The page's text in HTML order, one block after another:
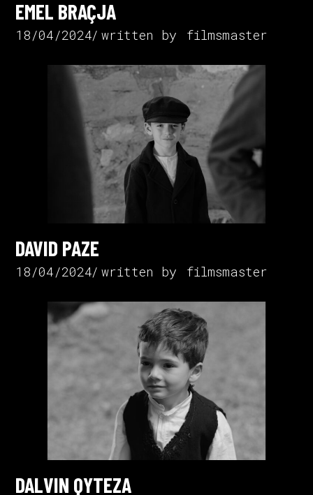
EMEL BRAÇJA
18/04/2024 written by filmsmaster
DAVID PAZE
18/04/2024 written by filmsmaster
DALVIN QYTEZA